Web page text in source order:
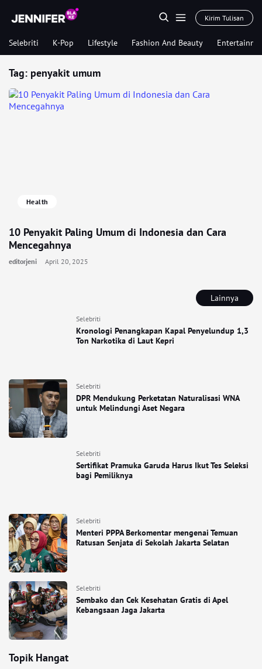
Kirim Tulisan
Selebriti K-Pop Lifestyle Fashion And Beauty
Lainnya
Selebriti
Kronologi Penangkapan Kapal Penyelundup 1,3
Ton Narkotika di Laut Kepri
Selebriti
DPR Mendukung Perketatan Naturalisasi WNA
untuk Melindungi Aset Negara
Selebriti
Sertifikat Pramuka Garuda Harus Ikut Tes Seleksi
bagi Pemiliknya
Selebriti
Menteri PPPA Berkomentar mengenai Temuan
Ratusan Senjata di Sekolah Jakarta Selatan
Selebriti
Sembako dan Cek Kesehatan Gratis di Apel
Kebangsaan Jaga Jakarta
Topik Hangat
Tag: penyakit umum
Health
10 Penyakit Paling Umum di Indonesia dan Cara
Mencegahnya
editorjeni April 20, 2025